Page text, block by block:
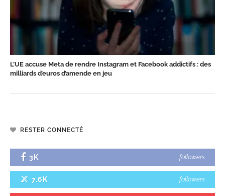
L’UE accuse Meta de rendre Instagram et Facebook addictifs : des
milliards d’euros d’amende en jeu
RESTER CONNECTÉ
3K followers
7.6K followers